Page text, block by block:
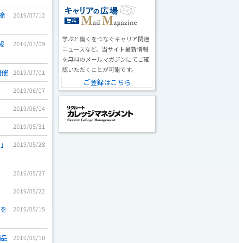
2019/07/12
2019/07/09
2019/07/01
2019/06/07
2019/06/04
2019/05/31
2019/05/28
2019/05/27
2019/05/22
2019/05/15
2019/05/10
学ぶと働くをつなぐキャリア関連
ニュースなど、当サイト最新情報
を無料のメールマガジンにてご確
認いただくことが可能です。
ご登録はこちら